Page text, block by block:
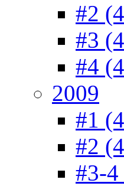
#2
#3
#4
2009
#1
#2
#3-